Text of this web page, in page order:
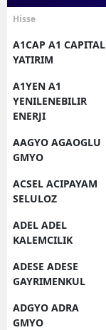
Hisse
A1CAP A1 CAPITAL
YATIRIM
A1YEN A1
YENILENEBILIR
ENERJI
AAGYO AGAOGLU
GMYO
ACSEL ACIPAYAM
SELULOZ
ADEL ADEL
KALEMCILIK
ADESE ADESE
GAYRIMENKUL
ADGYO ADRA
GMYO